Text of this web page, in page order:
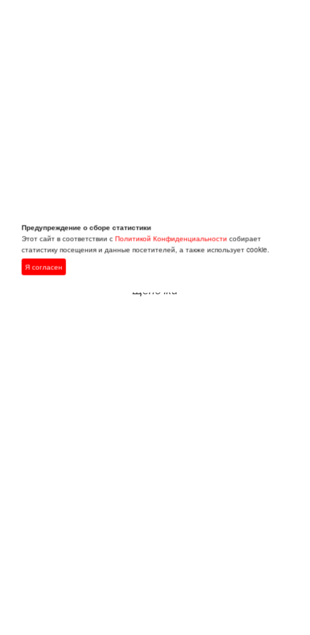
Щеночки
Предупреждение о сборе статистики
Этот сайт в соответствии сПолитикой Конфиденциальности собирает
статистику посещения и данные посетителей, а также использует cookie.
Я согласен